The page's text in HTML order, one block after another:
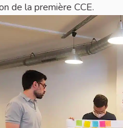
de la première CCE.